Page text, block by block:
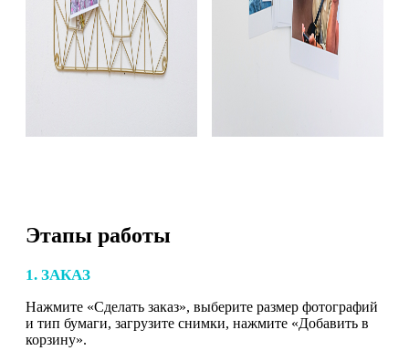
Этапы работы
1. ЗАКАЗ
Нажмите «Сделать заказ», выберите размер фотографий
и тип бумаги, загрузите снимки, нажмите «Добавить в
корзину».